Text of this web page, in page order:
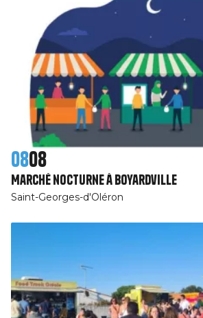
0808
Marché nocturne à Boyardville
Saint-Georges-d'Oléron